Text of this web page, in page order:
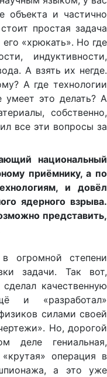
объекта и частично
простая задача
«хрюкать». Но где
индуктивности,
А взять их негде.
А где технологии
умеет это делать? А
собственно,
все эти вопросы за
национальный
приёмнику, а по
и довёл
ядерного взрыва.
представить,
огромной степени
задачи. Так вот,
качественную
и «разработал»
силами своей
Но, дорогой
деле гениальная,
операция в
а это уже